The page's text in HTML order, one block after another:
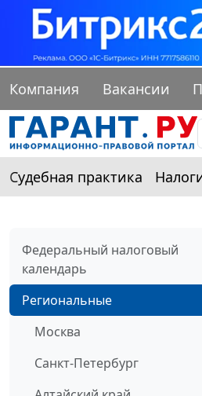
Компания Вакансии
Судебная практика
Федеральный налоговый
календарь
Региональные
Москва
Санкт-Петербург